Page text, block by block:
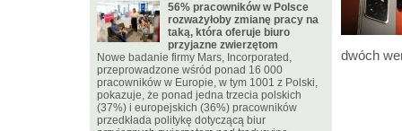
dwóch
56% pracowników w Polsce
rozważyłoby zmianę pracy na
taką, która oferuje biuro
przyjazne zwierzętom
Nowe badanie firmy Mars, Incorporated,
przeprowadzone wśród ponad 16 000
pracowników w Europie, w tym 1001 z Polski,
pokazuje, że ponad jedna trzecia polskich
(37%) i europejskich (36%) pracowników
przedkłada politykę dotyczącą biur